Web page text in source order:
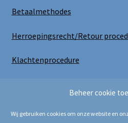
Beheer cookie
Wij gebruiken cookies om onze website en
Betaalmethodes
Herroepingsrecht/Retour
Klachtenprocedure